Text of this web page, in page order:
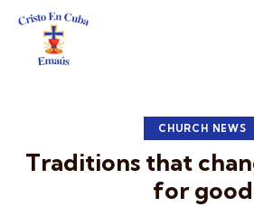
CHURCH NEWS
Traditions that
for good